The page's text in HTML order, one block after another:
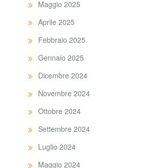
Maggio 2025
Aprile 2025
Febbraio 2025
Gennaio 2025
Dicembre 2024
Novembre 2024
Ottobre 2024
Settembre 2024
Luglio 2024
Maggio 2024